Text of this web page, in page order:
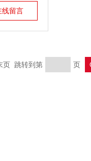
线留言
页 跳转到第 页